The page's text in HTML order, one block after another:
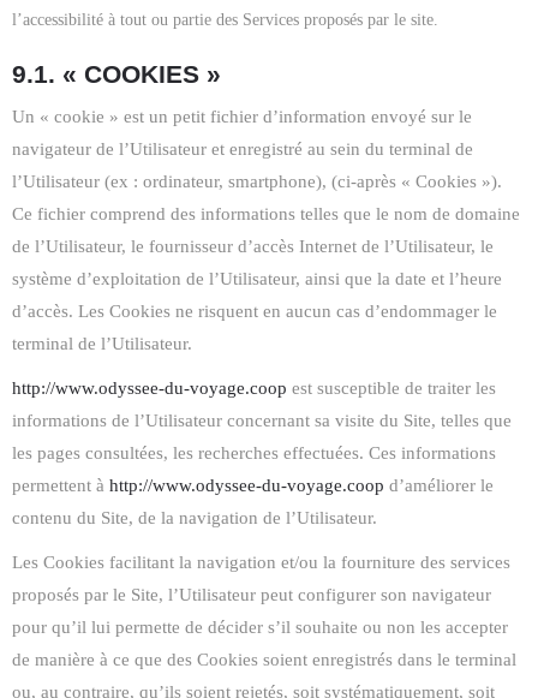
l’accessibilité à tout ou partie des Services proposés par le site.
9.1. « COOKIES »
Un « cookie » est un petit fichier d’information envoyé sur le
navigateur de l’Utilisateur et enregistré au sein du terminal de
l’Utilisateur (ex : ordinateur, smartphone), (ci-après « Cookies »).
Ce fichier comprend des informations telles que le nom de domaine
de l’Utilisateur, le fournisseur d’accès Internet de l’Utilisateur, le
système d’exploitation de l’Utilisateur, ainsi que la date et l’heure
d’accès. Les Cookies ne risquent en aucun cas d’endommager le
terminal de l’Utilisateur.
http://www.odyssee-du-voyage.coop est susceptible de traiter les
informations de l’Utilisateur concernant sa visite du Site, telles que
les pages consultées, les recherches effectuées. Ces informations
permettent à http://www.odyssee-du-voyage.coop d’améliorer le
contenu du Site, de la navigation de l’Utilisateur.
Les Cookies facilitant la navigation et/ou la fourniture des services
proposés par le Site, l’Utilisateur peut configurer son navigateur
pour qu’il lui permette de décider s’il souhaite ou non les accepter
de manière à ce que des Cookies soient enregistrés dans le terminal
ou, au contraire, qu’ils soient rejetés, soit systématiquement, soit